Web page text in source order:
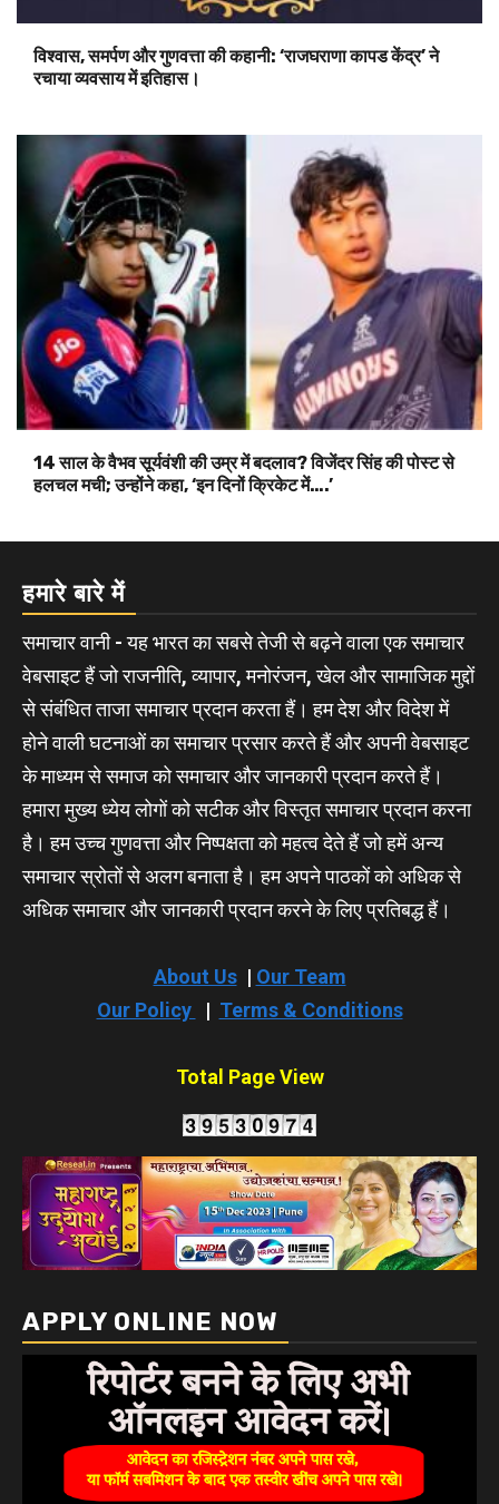
विश्वास, समर्पण और गुणवत्ता की कहानी: ‘राजघराणा कापड केंद्र’ ने
रचाया व्यवसाय में इतिहास।
14 साल के वैभव सूर्यवंशी की उम्र में बदलाव? विजेंदर सिंह की पोस्ट से
हलचल मची; उन्होंने कहा, ‘इन दिनों क्रिकेट में….’
हमारे बारे में
समाचार वानी - यह भारत का सबसे तेजी से बढ़ने वाला एक समाचार
वेबसाइट हैं जो राजनीति, व्यापार, मनोरंजन, खेल और सामाजिक मुद्दों
से संबंधित ताजा समाचार प्रदान करता हैं। हम देश और विदेश में
होने वाली घटनाओं का समाचार प्रसार करते हैं और अपनी वेबसाइट
के माध्यम से समाज को समाचार और जानकारी प्रदान करते हैं।
हमारा मुख्य ध्येय लोगों को सटीक और विस्तृत समाचार प्रदान करना
है। हम उच्च गुणवत्ता और निष्पक्षता को महत्व देते हैं जो हमें अन्य
समाचार स्रोतों से अलग बनाता है। हम अपने पाठकों को अधिक से
अधिक समाचार और जानकारी प्रदान करने के लिए प्रतिबद्ध हैं।
About Us| Our Team
Our Policy
| Terms & Conditions
Total Page View
APPLY ONLINE NOW